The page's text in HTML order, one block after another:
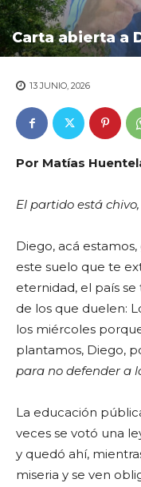
Carta abierta a
13 JUNIO, 2026
Por Matías
El partido está
Diego, acá
este suelo que te
eternidad, el país
de los que duelen:
los miércoles
plantamos, Diego,
para no defender a
La educación
veces se votó una
y quedó ahí,
miseria y se ven